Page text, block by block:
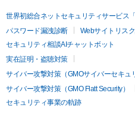
世界初総合ネットセキュリティサービス
パスワード漏洩診断
Webサイトリス
セキュリティ相談AIチャットボット
実在証明・盗聴対策
サイバー攻撃対策（GMOサイバーセキュ
サイバー攻撃対策（GMO Flatt Security）
セキュリティ事業の軌跡